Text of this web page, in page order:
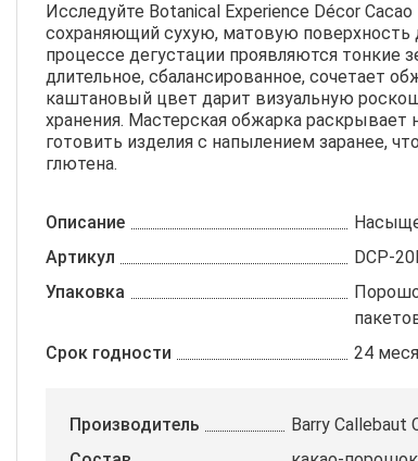
Исследуйте Botanical Experience Décor
сохраняющий сухую, матовую поверхность
процессе дегустации проявляются тонкие
длительное, сбалансированное, сочетает
каштановый цвет дарит визуальную
хранения. Мастерская обжарка
готовить изделия с напылением заранее,
глютена.
Описание
Артикул
DCP-
Упаковка
Срок годности
24
Производитель
Barry Callebaut